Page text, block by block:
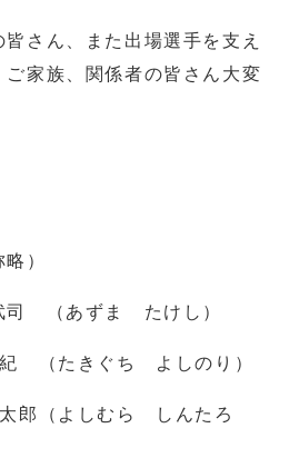
さん、また出場選手を支え
ご家族、関係者の皆さん大変
）
あずま たけし）
たきぐち よしのり）
（よしむら しんたろ